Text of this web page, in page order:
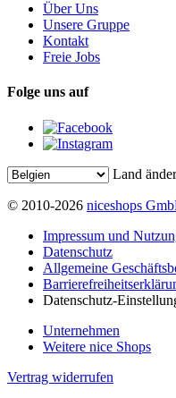
Über Uns
Unsere Gruppe
Kontakt
Freie Jobs
Folge uns auf
Land
© 2010-2026 niceshops
Impressum und
Datenschutz
Allgemeine
Datenschutz-
Unternehmen
Weitere nice Shops
Vertrag widerrufen